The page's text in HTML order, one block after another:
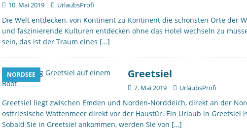
10. Mai 2019 UrlaubsProfi
Die Welt entdecken, von Kontinent zu Kontinent die schönsten Orte der
und faszinierende Kulturen entdecken ohne das Hotel wechseln zu
sein, das ist der Traum eines […]
NORDSEE Greetsiel
7. Mai 2019 UrlaubsProfi
Greetsiel liegt zwischen Emden und Norden-Norddeich, direkt an der
ostfriesische Wattenmeer direkt vor der Haustür. Ein Urlaub in Greetsiel
Sobald Sie in Greetsiel ankommen, werden Sie von […]